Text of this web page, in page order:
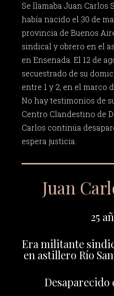
Se llamaba Juan Carlos
había nacido el 30 de
provincia de Buenos
sindical y obrero en el
en Ensenada. El 12 de
secuestrado de su
entre 1 y 2, en el marco
No hay testimonios de
Centro Clandestino de
Carlos continúa
espera justicia.
Juan
25
Era militante
en astillero Río
Desaparecido